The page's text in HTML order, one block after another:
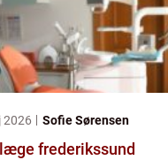
2026 Sofie Sørensen
frederikssund